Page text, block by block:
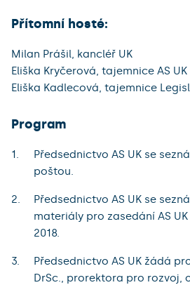
Přítomní hosté:
Milan Prášil, kancléř UK
Eliška Kryčerová, tajemnice AS UK
Eliška Kadlecová, tajemnice
Program
Předsednictvo AS UK se
poštou.
Předsednictvo AS UK se
materiály pro zasedání AS
2018.
Předsednictvo AS UK žádá
DrSc., prorektora pro rozvoj,